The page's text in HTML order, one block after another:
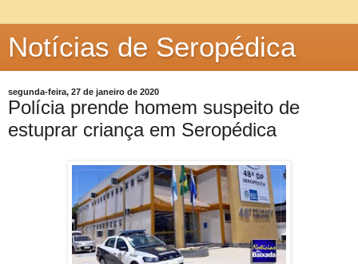
Notícias de Seropédica
segunda-feira, 27 de janeiro de 2020
Polícia prende homem suspeito de
estuprar criança em Seropédica